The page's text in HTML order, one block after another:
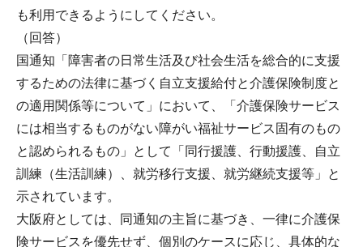
も利用できるようにしてください。
（回答）
国通知「障害者の日常生活及び社会生活を総合的に支援
するための法律に基づく自立支援給付と介護保険制度と
の適用関係等について」において、「介護保険サービス
には相当するものがない障がい福祉サービス固有のもの
と認められるもの」として「同行援護、行動援護、自立
訓練（生活訓練）、就労移行支援、就労継続支援等」と
示されています。
大阪府としては、同通知の主旨に基づき、一律に介護保
険サービスを優先せず、個別のケースに応じ、具体的な